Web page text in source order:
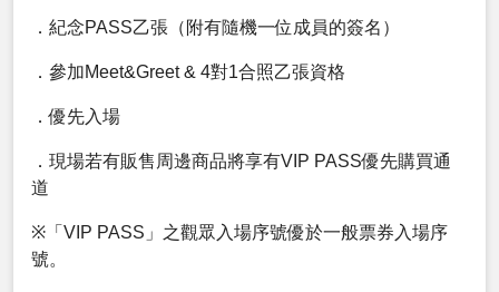
．紀念PASS乙張（附有隨機一位成員的簽名）
．參加Meet&Greet & 4對1合照乙張資格
．優先入場
．現場若有販售周邊商品將享有VIP PASS優先購買通
道
※「VIP PASS」之觀眾入場序號優於一般票券入場序
號。